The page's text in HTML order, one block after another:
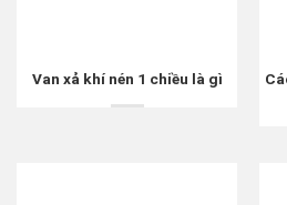
Van xả khí nén 1 chiều là gì